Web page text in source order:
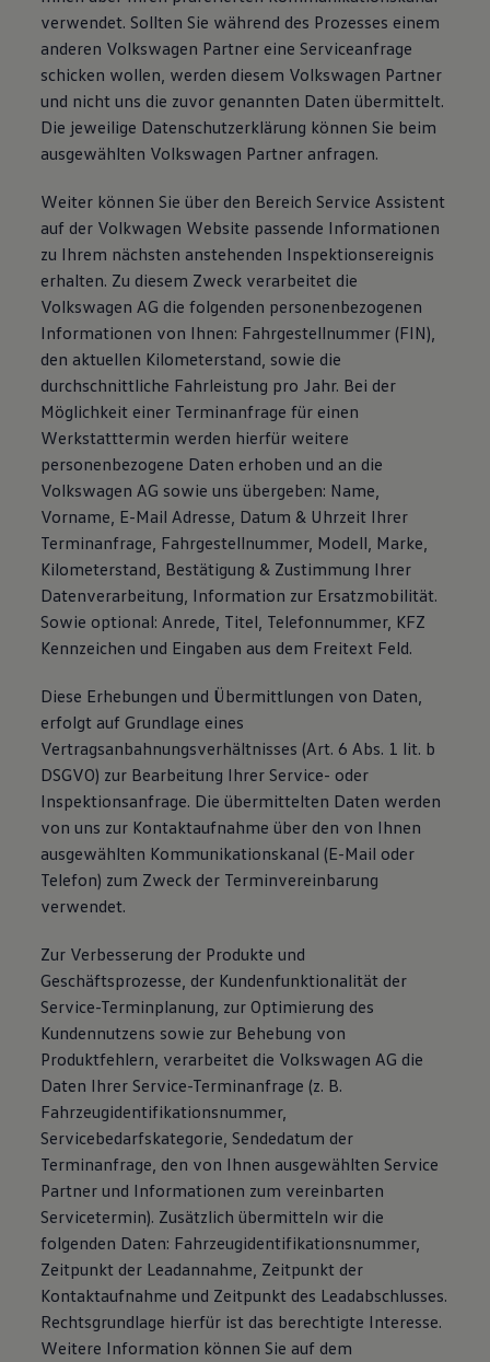
verwendet. Sollten Sie während des Prozesses einem
anderen Volkswagen Partner eine Serviceanfrage
schicken wollen, werden diesem Volkswagen Partner
und nicht uns die zuvor genannten Daten übermittelt.
Die jeweilige Datenschutzerklärung können Sie beim
ausgewählten Volkswagen Partner anfragen.
Weiter können Sie über den Bereich Service Assistent
auf der Volkwagen Website passende Informationen
zu Ihrem nächsten anstehenden Inspektionsereignis
erhalten. Zu diesem Zweck verarbeitet die
Volkswagen AG die folgenden personenbezogenen
Informationen von Ihnen: Fahrgestellnummer (FIN),
den aktuellen Kilometerstand, sowie die
durchschnittliche Fahrleistung pro Jahr. Bei der
Möglichkeit einer Terminanfrage für einen
Werkstatttermin werden hierfür weitere
personenbezogene Daten erhoben und an die
Volkswagen AG sowie uns übergeben: Name,
Vorname, E-Mail Adresse, Datum & Uhrzeit Ihrer
Terminanfrage, Fahrgestellnummer, Modell, Marke,
Kilometerstand, Bestätigung & Zustimmung Ihrer
Datenverarbeitung, Information zur Ersatzmobilität.
Sowie optional: Anrede, Titel, Telefonnummer, KFZ
Kennzeichen und Eingaben aus dem Freitext Feld.
Diese Erhebungen und Übermittlungen von Daten,
erfolgt auf Grundlage eines
Vertragsanbahnungsverhältnisses (Art. 6 Abs. 1 lit. b
DSGVO) zur Bearbeitung Ihrer Service- oder
Inspektionsanfrage. Die übermittelten Daten werden
von uns zur Kontaktaufnahme über den von Ihnen
ausgewählten Kommunikationskanal (E-Mail oder
Telefon) zum Zweck der Terminvereinbarung
verwendet.
Zur Verbesserung der Produkte und
Geschäftsprozesse, der Kundenfunktionalität der
Service-Terminplanung, zur Optimierung des
Kundennutzens sowie zur Behebung von
Produktfehlern, verarbeitet die Volkswagen AG die
Daten Ihrer Service-Terminanfrage (z. B.
Fahrzeugidentifikationsnummer,
Servicebedarfskategorie, Sendedatum der
Terminanfrage, den von Ihnen ausgewählten Service
Partner und Informationen zum vereinbarten
Servicetermin). Zusätzlich übermitteln wir die
folgenden Daten: Fahrzeugidentifikationsnummer,
Zeitpunkt der Leadannahme, Zeitpunkt der
Kontaktaufnahme und Zeitpunkt des Leadabschlusses.
Rechtsgrundlage hierfür ist das berechtigte Interesse.
Weitere Information können Sie auf dem